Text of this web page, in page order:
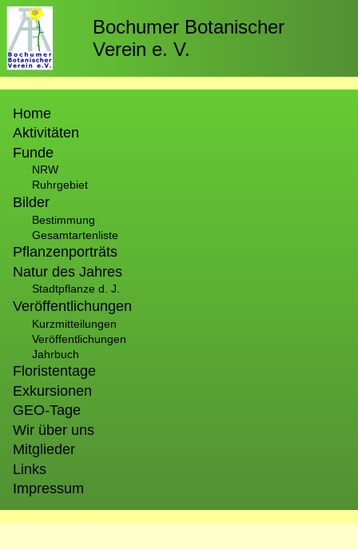
Direkt
zum
Inhalt
Bochumer Botanischer
Verein e. V.
Home
Aktivitäten
Funde
NRW
Ruhrgebiet
Bilder
Bestimmung
Gesamtartenliste
Pflanzenporträts
Natur des Jahres
Stadtpflanze d. J.
Veröffentlichungen
Kurzmitteilungen
Veröffentlichungen
Jahrbuch
Floristentage
Exkursionen
GEO-Tage
Wir über uns
Mitglieder
Links
Impressum